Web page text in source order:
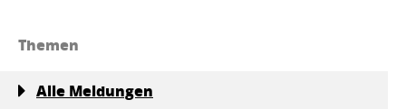
Themen
Alle Meldungen